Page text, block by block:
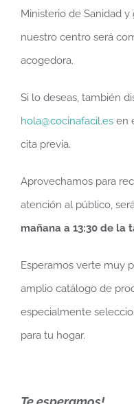
Ministerio de Sanidad
nuestro centro será
acogedora.
Si lo deseas, también
hola@cocinafacil.es en
cita previa.
Aprovechamos para
atención al público,
mañana a 13:30 de la
Esperamos verte muy
amplio catálogo de
especialmente
para tu hogar.